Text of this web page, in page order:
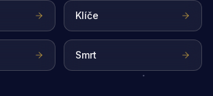
Klíče
Smrt